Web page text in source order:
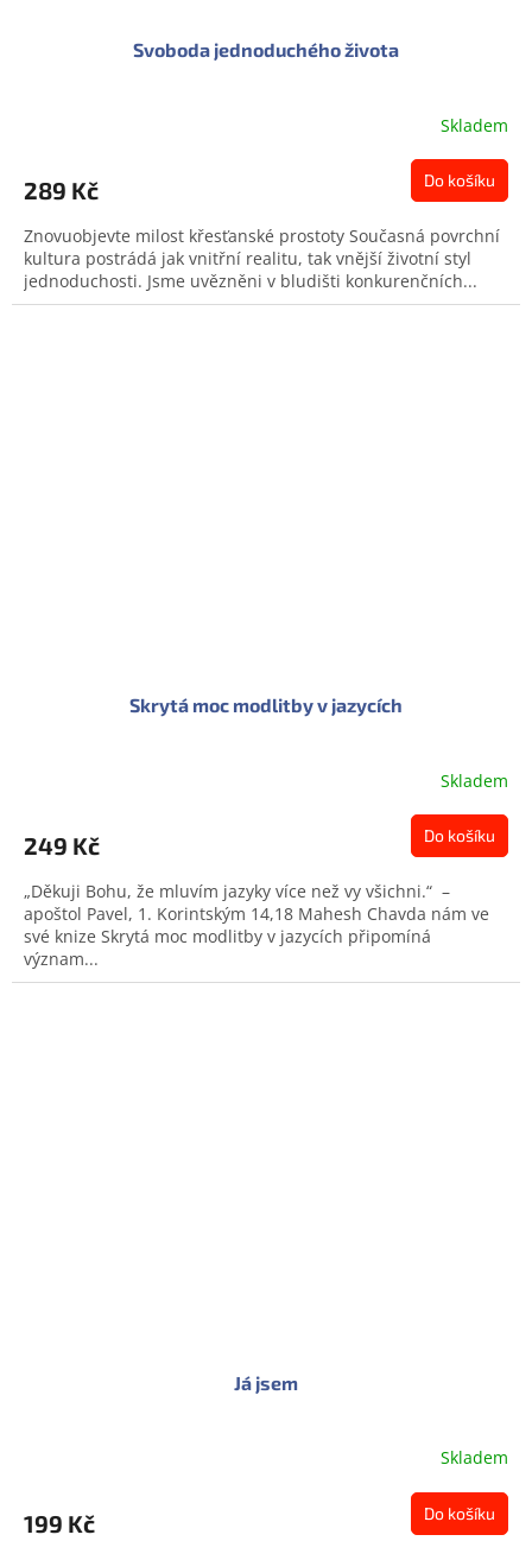
Svoboda jednoduchého života
Skladem
289 Kč Do košíku
Znovuobjevte milost křesťanské prostoty Současná povrchní
kultura postrádá jak vnitřní realitu, tak vnější životní styl
jednoduchosti. Jsme uvězněni v bludišti konkurenčních...
Skrytá moc modlitby v jazycích
je
z
5
hvězdiček.
Skladem
249 Kč Do košíku
„Děkuji Bohu, že mluvím jazyky více než vy všichni.“ –
apoštol Pavel, 1. Korintským 14,18 Mahesh Chavda nám ve
své knize Skrytá moc modlitby v jazycích připomíná
význam...
Já jsem
Skladem
199 Kč Do košíku